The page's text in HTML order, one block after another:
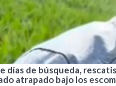
días de búsqueda,
atrapado bajo los